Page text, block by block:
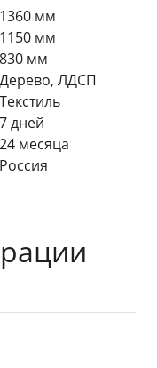
1360 мм
1150 мм
830 мм
Дерево, ЛДСП
Текстиль
7 дней
24 месяца
Россия